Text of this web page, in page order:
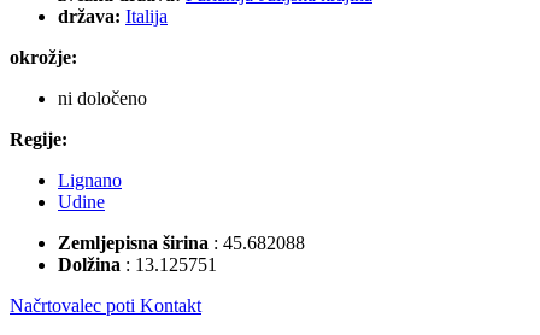
država: Italija
okrožje:
ni določeno
Regije:
Lignano
Udine
Zemljepisna širina : 45.682088
Dolžina : 13.125751
Načrtovalec poti Kontakt